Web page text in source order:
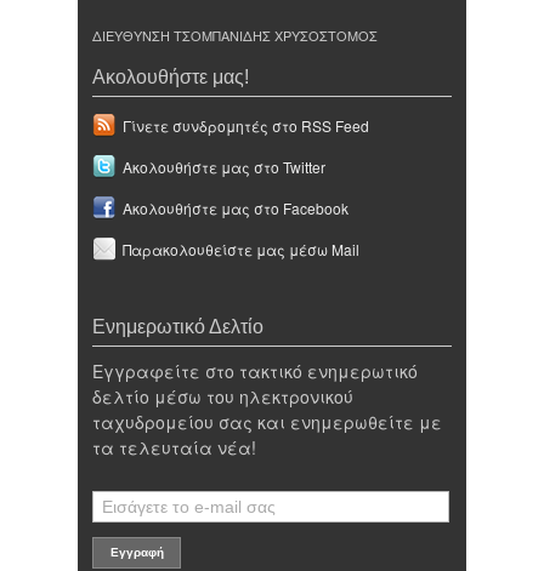
ΔΙΕΥΘΥΝΣΗ ΤΣΟΜΠΑΝΙΔΗΣ ΧΡΥΣΟΣΤΟΜΟΣ
Ακολουθήστε μας!
Γίνετε συνδρομητές στο RSS Feed
Ακολουθήστε μας στο Twitter
Ακολουθήστε μας στο Facebook
Παρακολουθείστε μας μέσω Mail
Ενημερωτικό Δελτίο
Εγγραφείτε στο τακτικό ενημερωτικό
δελτίο μέσω του ηλεκτρονικού
ταχυδρομείου σας και ενημερωθείτε με
τα τελευταία νέα!